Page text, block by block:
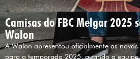
Camisas do FBC Melgar 2025
Walon
A Walon apresentou oficialmente as
para a temporada 2025, quando a